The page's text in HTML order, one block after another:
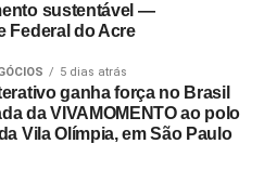
sustentável —
Federal do Acre
5 dias atrás
ganha força no Brasil
da VIVAMOMENTO ao polo
Vila Olímpia, em São Paulo